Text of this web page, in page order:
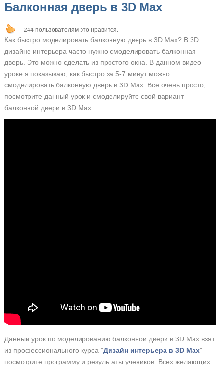
Балконная дверь в 3D Max
244 пользователям это нравится.
Как быстро моделировать балконную дверь в 3D Max? В 3D
дизайне интерьера часто нужно смоделировать балконная
дверь. Это можно сделать из простого окна. В данном видео
уроке я показываю, как быстро за 5-7 минут можно
смоделировать балконную дверь в 3D Max. Все очень просто,
посмотрите данный урок и смоделируйте свой вариант
балконной двери в 3D Max.
Данный урок по моделированию балконной двери в 3D Max взят
из профессионального курса "Дизайн интерьера в 3D Max"
посмотрите программу и результаты учеников. Всех желающих